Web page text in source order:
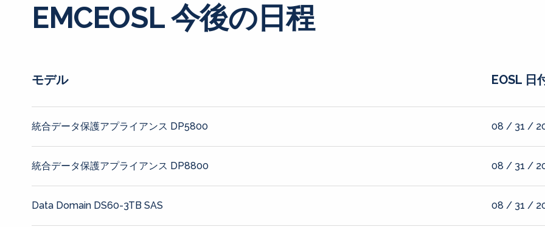
EMCEOSL 今後の日程
モデル EOSL 日
統合データ保護アプライアンス DP5800 08 / 31 /
統合データ保護アプライアンス DP8800 08 / 31 /
Data Domain DS60-3TB SAS 08 / 31 /